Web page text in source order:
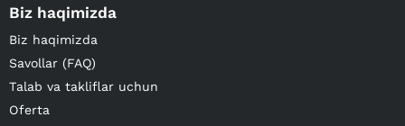
Biz haqimizda
Biz haqimizda
Savollar (FAQ)
Talab va takliflar uchun
Oferta